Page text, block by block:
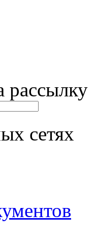
рассылку
сетях